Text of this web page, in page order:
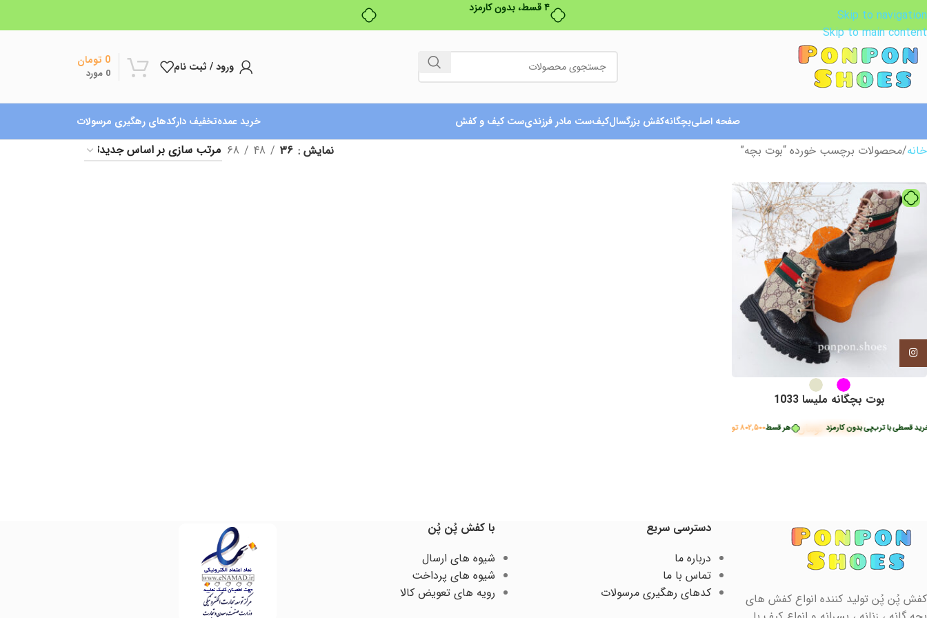
Skip to navigation
Skip to main content
ورود / ثبت نام 0 مورد
0 تومان
صفحه اصلیبچگانهکفش بزرگسالکیفست مادر فرزندیست کیف و کفش خرید عمدهتخفیف دارکدهای رهگیری مرسولات
خانه محصولات برچسب خورده “بوت بچه” نمایش 36
48
68
هر قسط802,500تومان قسطی با ترب‌پی بدون کارمزد
بوت بچگانه ملیسا 1033
3,210,000 تومان
کفش پُن پُن تولید کننده انواع کفش های
دسترسی سریع
درباره ما
تماس با ما
کدهای رهگیری مرسولات
با کفش پُن پُن
شیوه های ارسال
شیوه های پرداخت
رویه های تعویض کالا
اینستاگرام